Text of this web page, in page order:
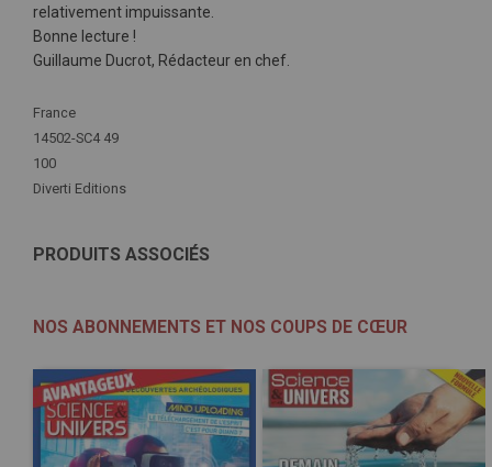
relativement impuissante.
Bonne lecture !
Guillaume Ducrot, Rédacteur en chef.
Plus
d'infos
France
14502-SC4 49
100
Diverti Editions
PRODUITS ASSOCIÉS
NOS ABONNEMENTS ET NOS COUPS DE CŒUR